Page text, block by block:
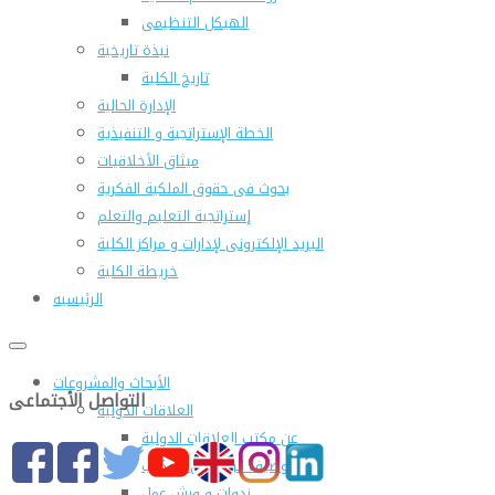
الهيكل التنظيمى
نبذة تاريخية
تاريخ الكلية
الإدارة الحالية
الخطة الإستراتجية و التنفيذية
ميثاق الأخلاقيات
بحوث فى حقوق الملكية الفكرية
إستراتجية التعليم والتعلم
البريد الإلكترونى لإدارات و مراكز الكلية
خريطة الكلية
الرئيسيه
الأبحاث والمشروعات
العلاقات الدولية
عن مكتب العلاقات الدولية
التوصيف الوظيفى للمكتب
التواصل الأجتماعى